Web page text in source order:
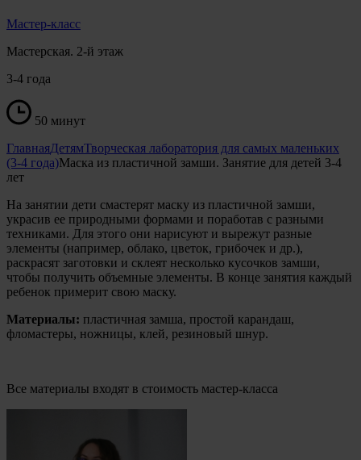
Мастер-класс
Мастерская. 2-й этаж
3-4 года
50 минут
ГлавнаяДетямТворческая лаборатория для самых маленьких
(3-4 года)Маска из пластичной замши. Занятие для детей 3-4
лет
На занятии дети смастерят маску из пластичной замши,
украсив ее природными формами и поработав с разными
техниками. Для этого они нарисуют и вырежут разные
элементы (например, облако, цветок, грибочек и др.),
раскрасят заготовки и склеят несколько кусочков замши,
чтобы получить объемные элементы. В конце занятия каждый
ребенок примерит свою маску.
Материалы: пластичная замша, простой карандаш,
фломастеры, ножницы, клей, резиновый шнур.
Все материалы входят в стоимость мастер-класса